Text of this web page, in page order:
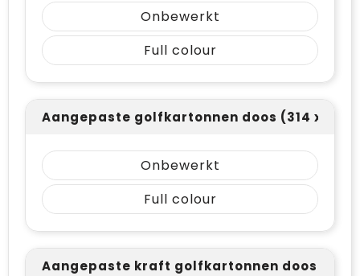
Onbewerkt
Full colour
Aangepaste golfkartonnen doos (314 x 389)
Onbewerkt
Full colour
Aangepaste kraft golfkartonnen doos (314